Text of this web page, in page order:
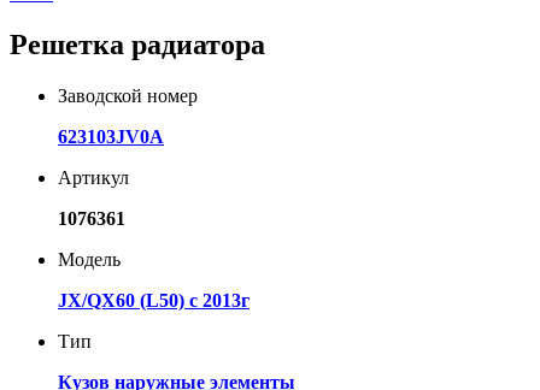
Решетка радиатора
Заводской номер
623103JV0A
Артикул
1076361
Модель
JX/QX60 (L50) с 2013г
Тип
Кузов наружные элементы